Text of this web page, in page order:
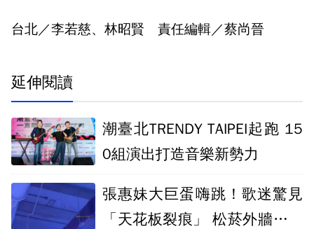
台北／李若慈、林昭賢 責任編輯／蔡尚晉
延伸閱讀
潮臺北TRENDY TAIPEI起跑 15
0組演出打造音樂新勢力
張惠妹大巨蛋嗨跳！歌迷驚見
「天花板裂痕」 松菸外牆也爆